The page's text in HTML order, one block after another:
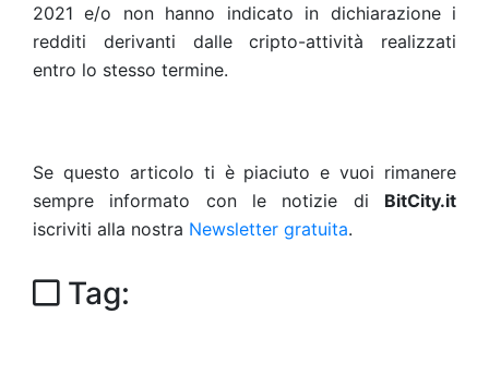
2021 e/o non hanno indicato in dichiarazione i
redditi derivanti dalle cripto-attività realizzati
entro lo stesso termine.
Se questo articolo ti è piaciuto e vuoi rimanere
sempre informato con le notizie di BitCity.it
iscriviti alla nostra Newsletter gratuita.
Tag: